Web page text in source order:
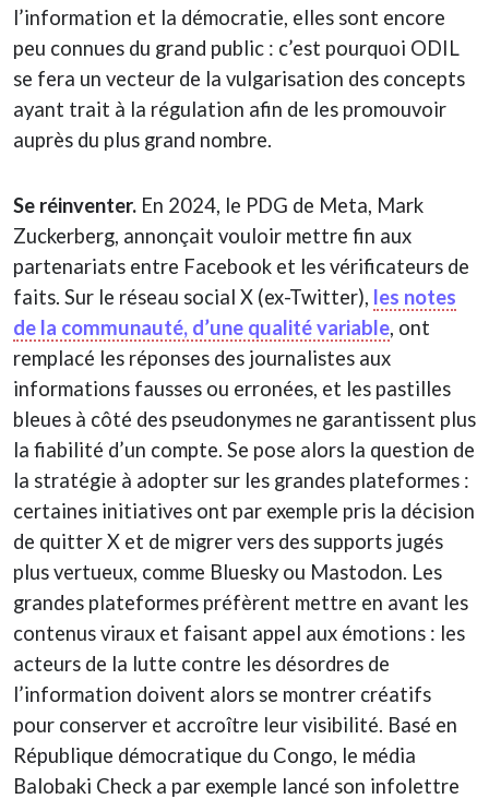
l’information et la démocratie, elles sont encore
peu connues du grand public : c’est pourquoi ODIL
se fera un vecteur de la vulgarisation des concepts
ayant trait à la régulation afin de les promouvoir
auprès du plus grand nombre.
Se réinventer. En 2024, le PDG de Meta, Mark
Zuckerberg, annonçait vouloir mettre fin aux
partenariats entre Facebook et les vérificateurs de
faits. Sur le réseau social X (ex-Twitter), les notes
de la communauté, d’une qualité variable, ont
remplacé les réponses des journalistes aux
informations fausses ou erronées, et les pastilles
bleues à côté des pseudonymes ne garantissent plus
la fiabilité d’un compte. Se pose alors la question de
la stratégie à adopter sur les grandes plateformes :
certaines initiatives ont par exemple pris la décision
de quitter X et de migrer vers des supports jugés
plus vertueux, comme Bluesky ou Mastodon. Les
grandes plateformes préfèrent mettre en avant les
contenus viraux et faisant appel aux émotions : les
acteurs de la lutte contre les désordres de
l’information doivent alors se montrer créatifs
pour conserver et accroître leur visibilité. Basé en
République démocratique du Congo, le média
Balobaki Check a par exemple lancé son infolettre